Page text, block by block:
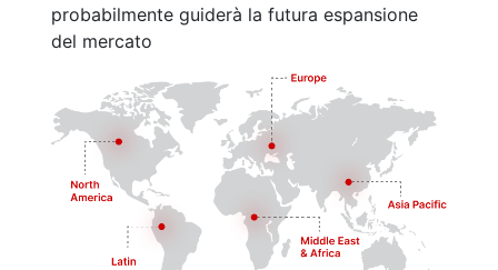
probabilmente guiderà la futura espansione
del mercato